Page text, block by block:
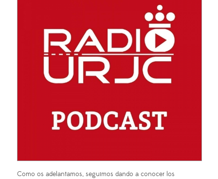
Como os adelantamos, seguimos dando a conocer los